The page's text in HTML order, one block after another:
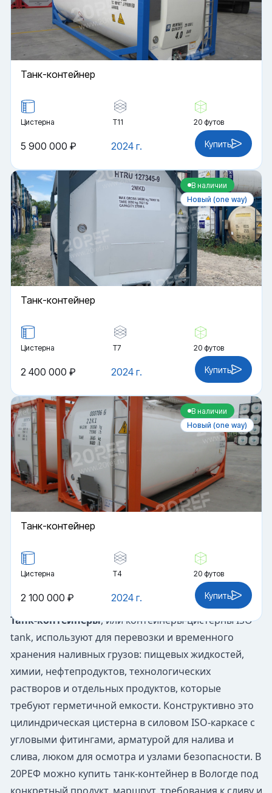
Танк-контейнер
Цистерна Т11 20 футов
2024 г.
5 900 000 ₽ Купить
В наличии
Новый (one way)
Танк-контейнер
Цистерна Т7 20 футов
2024 г.
2 400 000 ₽ Купить
В наличии
Новый (one way)
Танк-контейнер
Цистерна Т4 20 футов
2024 г.
2 100 000 ₽ Купить
Танк-контейнеры, или контейнеры-цистерны ISO
tank, используют для перевозки и временного
хранения наливных грузов: пищевых жидкостей,
химии, нефтепродуктов, технологических
растворов и отдельных продуктов, которые
требуют герметичной емкости. Конструктивно это
цилиндрическая цистерна в силовом ISO-каркасе с
угловыми фитингами, арматурой для налива и
слива, люком для осмотра и узлами безопасности. В
20РЕФ можно купить танк-контейнер в Вологде под